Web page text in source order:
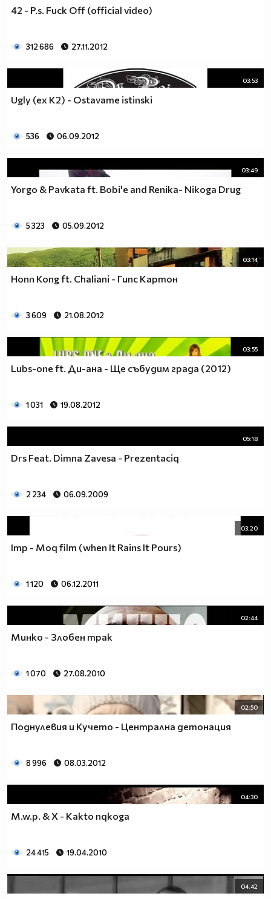
42 - P.s. Fuck Off (official video)
312 686 27.11.2012
03:53
Ugly (ex K2) - Ostavame istinski
536 06.09.2012
03:49
Yorgo & Pavkata ft. Bobi'e and Renika- Nikoga Drug
5 323 05.09.2012
03:14
Honn Kong ft. Chaliani - Гипс Картон
3 609 21.08.2012
03:55
Lubs-one ft. Ди-ана - Ще събудим града (2012)
1 031 19.08.2012
05:18
Drs Feat. Dimna Zavesa - Prezentaciq
2 234 06.09.2009
03:20
Imp - Moq film (when It Rains It Pours)
1 120 06.12.2011
02:44
Минко - Злобен трак
1 070 27.08.2010
02:50
Поднулевия и Кучето - Централна детонация
8 996 08.03.2012
04:30
M.w.p. & X - Kakto nqkoga
24 415 19.04.2010
04:42